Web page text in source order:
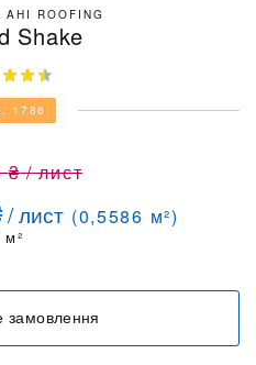
ROOFING
Shake
1786
₴ /лист
/лист (0,5586 м²)
замовлення